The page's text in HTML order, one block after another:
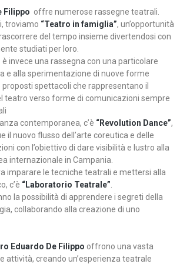
Filippo offre numerose rassegne teatrali.
troviamo “Teatro in famiglia”, un’opportunità
del tempo insieme divertendosi con
studiati per loro.
è invece una rassegna con una particolare
e alla sperimentazione di nuove forme
spettacoli che rappresentano il
teatro verso forme di comunicazioni sempre
contemporanea, c’è “Revolution Dance”,
il nuovo flusso dell’arte coreutica e delle
con l’obiettivo di dare visibilità e lustro alla
internazionale in Campania.
imparare le tecniche teatrali e mettersi alla
c’è “Laboratorio Teatrale”
la possibilità di apprendere i segreti della
collaborando alla creazione di uno
Eduardo De Filippo offrono una vasta
attività, creando un’esperienza teatrale